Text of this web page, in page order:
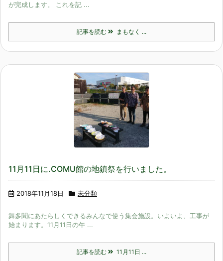
が完成します。 これを記 ...
記事を読む まもなく ...
11月11日に.COMU館の地鎮祭を行いました。
2018年11月18日 未分類
舞多聞にあたらしくできるみんなで使う集会施設。いよいよ、工事が
始まります。11月11日の午 ...
記事を読む 11月11日 ...